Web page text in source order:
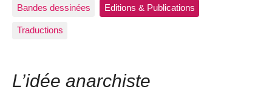
Bandes dessinées Editions & Publications
Traductions
L’idée anarchiste